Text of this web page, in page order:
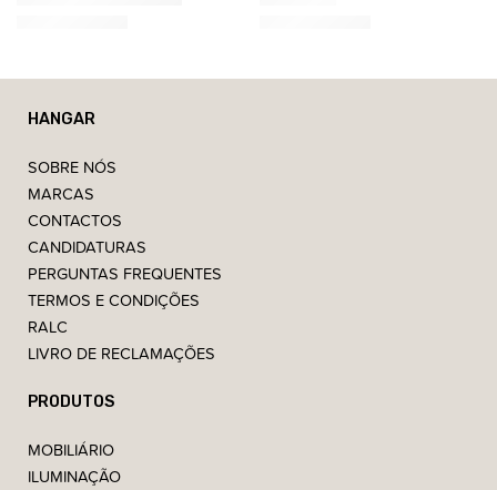
HANGAR
SOBRE NÓS
MARCAS
CONTACTOS
CANDIDATURAS
PERGUNTAS FREQUENTES
TERMOS E CONDIÇÕES
RALC
LIVRO DE RECLAMAÇÕES
PRODUTOS
MOBILIÁRIO
ILUMINAÇÃO